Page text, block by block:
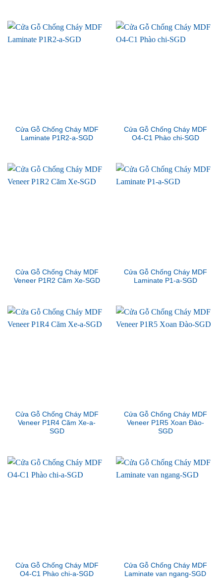
Cửa Gỗ Chống Cháy MDF
Laminate P1R2-a-SGD
Cửa Gỗ Chống Cháy MDF
O4-C1 Phào chi-SGD
Cửa Gỗ Chống Cháy MDF
Veneer P1R2 Căm Xe-SGD
Cửa Gỗ Chống Cháy MDF
Laminate P1-a-SGD
Cửa Gỗ Chống Cháy MDF
Veneer P1R4 Căm Xe-a-
SGD
Cửa Gỗ Chống Cháy MDF
Veneer P1R5 Xoan Đào-
SGD
Cửa Gỗ Chống Cháy MDF
O4-C1 Phào chi-a-SGD
Cửa Gỗ Chống Cháy MDF
Laminate van ngang-SGD